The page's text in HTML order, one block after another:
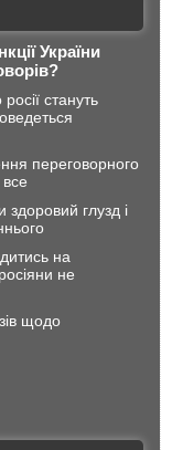
України
стануть
переговорного
глузд і
на
не
щодо